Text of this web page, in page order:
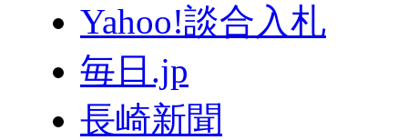
Yahoo!談合入札
毎日.jp
長崎新聞